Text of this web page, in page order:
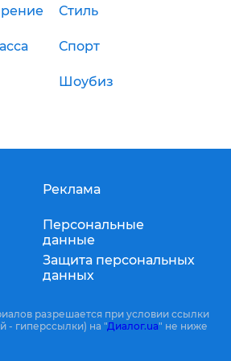
Стиль
Спорт
Шоубиз
Реклама
Персональные
данные
Защита персональных
данных
разрешается при условии ссылки
- гиперссылки) на "Диалог.ua" не ниже